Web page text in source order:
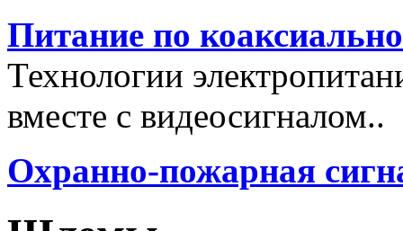
Питание по
Технологии
вместе с видеосигналом..
Охранно-пожарная